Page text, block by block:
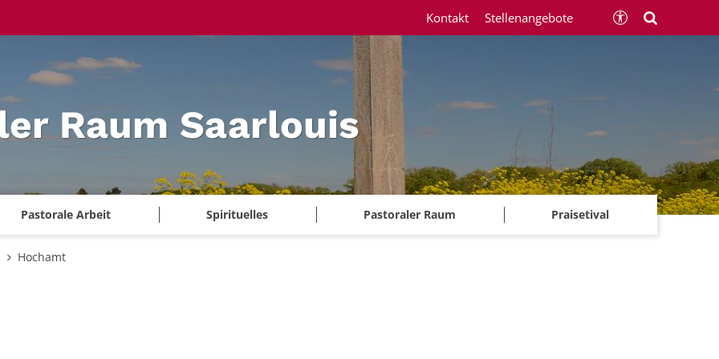
Raum Saarlouis
Pastorale Arbeit Spirituelles Pastoraler Raum Praisetival
Kontakt Stellenangebote
Hochamt